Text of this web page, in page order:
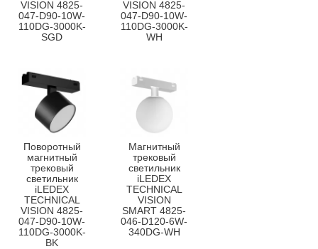
VISION 4825-
047-D90-10W-
110DG-3000K-
SGD
VISION 4825-
047-D90-10W-
110DG-3000K-
WH
Поворотный
магнитный
трековый
светильник
iLEDEX
TECHNICAL
VISION 4825-
047-D90-10W-
110DG-3000K-
BK
Магнитный
трековый
светильник
iLEDEX
TECHNICAL
VISION
SMART 4825-
046-D120-6W-
340DG-WH